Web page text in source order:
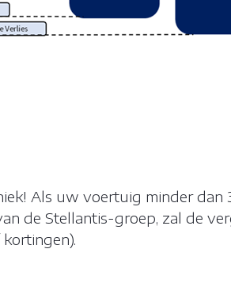
een website worden verzonden en door
op de computer of het mobiele
is. Ze worden gebruikt om de
Als uw voertuig minder dan
de Stellantis-groep, zal de